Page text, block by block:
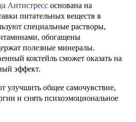
Антистресс основана на
питательных веществ в
специальные растворы,
обогащены
полезные минералы.
коктейль сможет оказать на
эффект.
улучшить общее самочувствие,
и снять психоэмоциональное